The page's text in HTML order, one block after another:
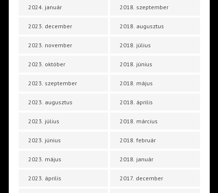
2024. január
2023. december
2023. november
2023. október
2023. szeptember
2023. augusztus
2023. július
2023. június
2023. május
2023. április
2018. szeptember
2018. augusztus
2018. július
2018. június
2018. május
2018. április
2018. március
2018. február
2018. január
2017. december